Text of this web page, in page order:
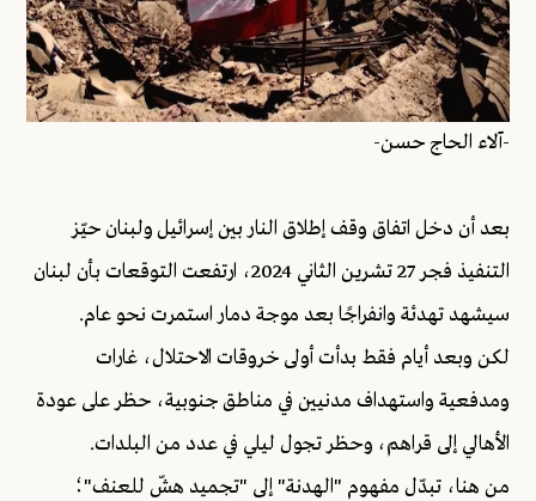
-آلاء الحاج حسن-
بعد أن دخل اتفاق وقف إطلاق النار بين إسرائيل ولبنان حيّز
التنفيذ فجر 27 تشرين الثاني 2024، ارتفعت التوقعات بأن لبنان
سيشهد تهدئة وانفراجًا بعد موجة دمار استمرت نحو عام.
لكن وبعد أيام فقط بدأت أولى خروقات الاحتلال، غارات
ومدفعية واستهداف مدنيين في مناطق جنوبية، حظر على عودة
الأهالي إلى قراهم، وحظر تجول ليلي في عدد من البلدات.
من هنا، تبدّل مفهوم "الهدنة" إلى "تجميد هشّ للعنف"؛